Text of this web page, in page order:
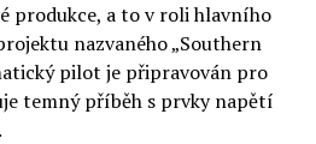
produkce, a to v roli hlavního
nazvaného „Southern
pilot je připravován pro
temný příběh s prvky napětí